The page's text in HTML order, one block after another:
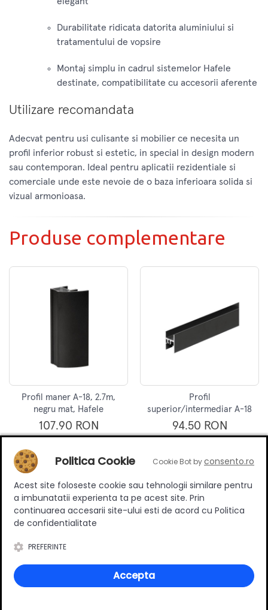
Durabilitate ridicata datorita aluminiului si
tratamentului de vopsire
Montaj simplu in cadrul sistemelor Hafele
destinate, compatibilitate cu accesorii aferente
Utilizare recomandata
Adecvat pentru usi culisante si mobilier ce necesita un
profil inferior robust si estetic, in special in design modern
sau contemporan. Ideal pentru aplicatii rezidentiale si
comerciale unde este nevoie de o baza inferioara solida si
vizual armonioasa.
Produse complementare
Profil maner A-18, 2.7m,
negru mat, Hafele
107.90 RON
Profil
superior/intermediar A-18
/ H-18, 3m, negru mat,
Hafele
94.50 RON
Politica Cookie Cookie Bot byconsento.ro
Acest site foloseste cookie sau tehnologii similare pentru
a imbunatatii experienta ta pe acest site. Prin
continuarea accesarii site-ului esti de acord cu Politica
de confidentialitate
PREFERINTE
Accepta